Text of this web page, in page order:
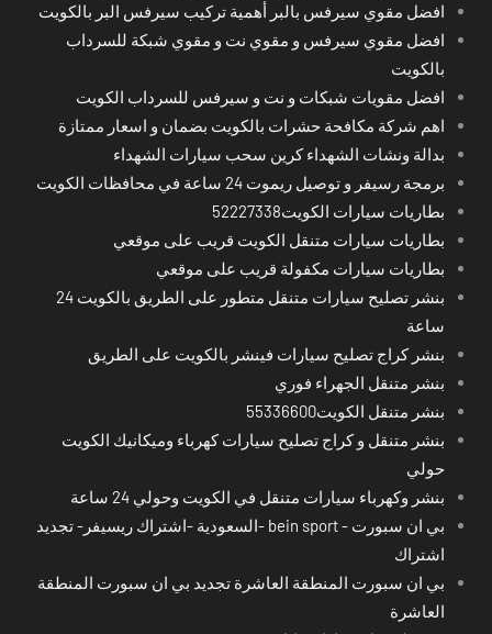
افضل مقوي سيرفس بالبر أهمية تركيب سيرفس البر بالكويت
افضل مقوي سيرفس و مقوي نت و مقوي شبكة للسرداب
بالكويت
افضل مقويات شبكات و نت و سيرفس للسرداب الكويت
اهم شركة مكافحة حشرات بالكويت بضمان و اسعار ممتازة
بدالة ونشات الشهداء كرين سحب سيارات الشهداء
برمجة رسيفر و توصيل ريموت 24 ساعة في محافظات الكويت
بطاريات سيارات الكويت52227338
بطاريات سيارات متنقل الكويت قريب على موقعي
بطاريات سيارات مكفولة قريب على موقعي
بنشر تصليح سيارات متنقل متطور على الطريق بالكويت 24
ساعة
بنشر كراج تصليح سيارات فينشر بالكويت على الطريق
بنشر متنقل الجهراء فوري
بنشر متنقل الكويت55336600
بنشر متنقل و كراج تصليح سيارات كهرباء وميكانيك الكويت
حولي
بنشر وكهرباء سيارات متنقل في الكويت وحولي 24 ساعة
بي ان سبورت - bein sport -السعودية -اشتراك ريسيفر- تجديد
اشتراك
بي ان سبورت المنطقة العاشرة تجديد بي ان سبورت المنطقة
العاشرة